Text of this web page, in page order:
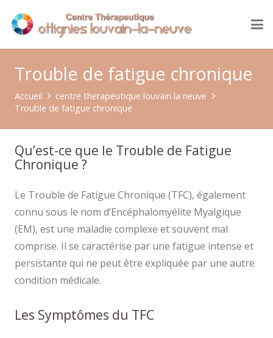
Trouble de fatigue chronique
Accueil
centre therapeutique louvain la neuve
Trouble de fatigue chronique
Qu’est-ce que le Trouble de Fatigue
Chronique ?
Le Trouble de Fatigue Chronique (TFC), également
connu sous le nom d’Encéphalomyélite Myalgique
(EM), est une maladie complexe et souvent mal
comprise. Il se caractérise par une fatigue intense et
persistante qui ne peut être expliquée par une autre
condition médicale.
Les Symptômes du TFC